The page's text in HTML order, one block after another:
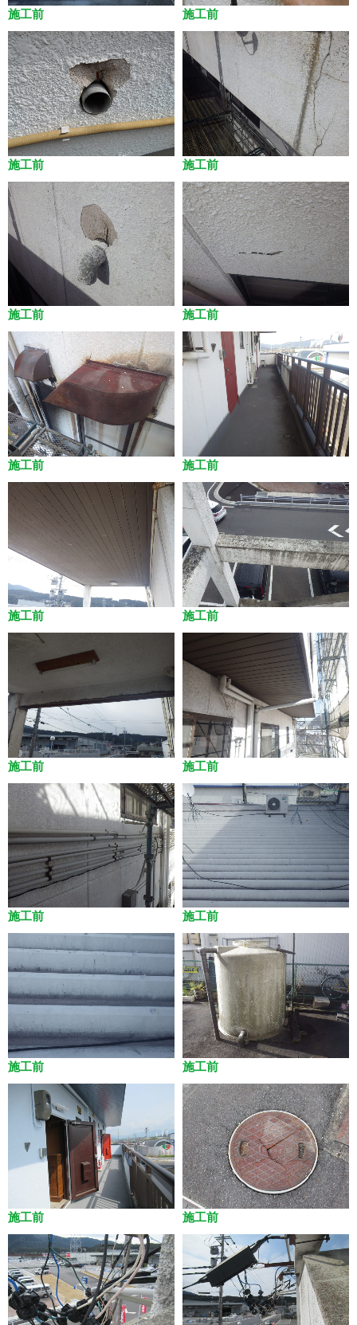
施工前 施工前
施工前 施工前
施工前 施工前
施工前 施工前
施工前 施工前
施工前 施工前
施工前 施工前
施工前 施工前
施工前 施工前